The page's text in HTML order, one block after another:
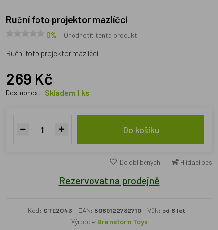
Ruční foto projektor mazlíčci
0% Ohodnotit tento produkt
Ruční foto projektor mazlíčci
269 Kč
Dostupnost: Skladem 1 ks
Do košíku
Do oblíbených Hlídací pes
Rezervovat na prodejně
Kód: STE2043 EAN: 5060122732710 Věk: od 6 let
Výrobce:Brainstorm Toys